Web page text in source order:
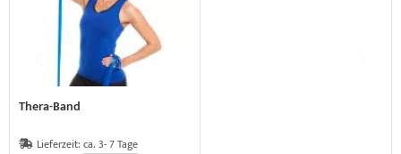
Thera-Band
Lieferzeit: ca. 3- 7 Tage